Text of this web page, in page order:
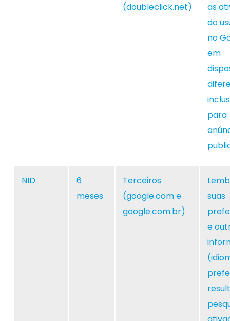
(doubleclick.net)
as
do
no
em
para
NID
6
meses
Terceiros
(google.com e
google.com.br)
suas
e